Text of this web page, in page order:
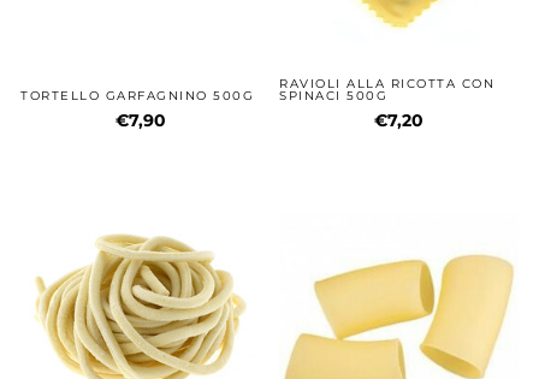
TORTELLO GARFAGNINO 500G
€7,90
RAVIOLI ALLA RICOTTA CON
SPINACI 500G
€7,20